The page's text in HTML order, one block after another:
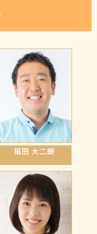
9時55分~
福田 大二朗